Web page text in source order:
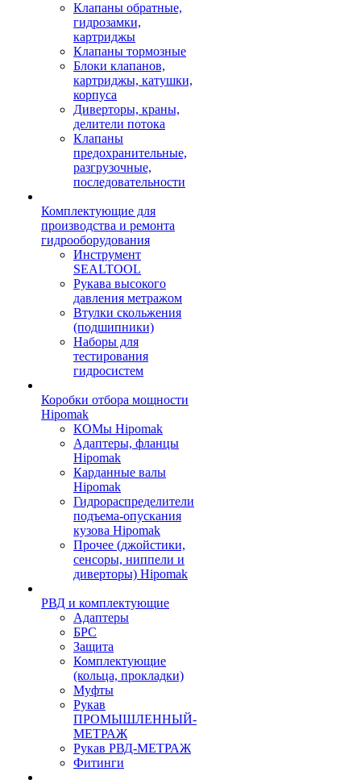
Клапаны обратные,
гидрозамки,
картриджы
Клапаны тормозные
Блоки клапанов,
картриджы, катушки,
корпуса
Диверторы, краны,
делители потока
Клапаны
предохранительные,
разгрузочные,
последовательности
Комплектующие для
производства и ремонта
гидрооборудования
Инструмент
SEALTOOL
Рукава высокого
давления метражом
Втулки скольжения
(подшипники)
Наборы для
тестирования
гидросистем
Коробки отбора мощности
Hipomak
КОМы Hipomak
Адаптеры, фланцы
Hipomak
Карданные валы
Hipomak
Гидрораспределители
подъема-опускания
кузова Hipomak
Прочее (джойстики,
сенсоры, ниппели и
диверторы) Hipomak
РВД и комплектующие
Адаптеры
БРС
Защита
Комплектующие
(кольца, прокладки)
Муфты
Рукав
ПРОМЫШЛЕННЫЙ-
МЕТРАЖ
Рукав РВД-МЕТРАЖ
Фитинги